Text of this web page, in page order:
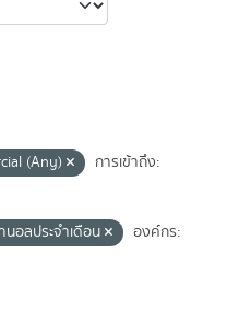
(Any)
การเข้าถึง:
นอลประจำเดือน
องค์กร: